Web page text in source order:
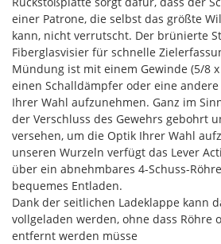
einer Patrone, die selbst das größte
kann, nicht verrutscht. Der brünierte
Fiberglasvisier für schnelle
Mündung ist mit einem Gewinde (5/8
einen Schalldämpfer oder eine
Ihrer Wahl aufzunehmen. Ganz im
der Verschluss des Gewehrs gebohrt
versehen, um die Optik Ihrer Wahl
unseren Wurzeln verfügt das Lever
über ein abnehmbares 4-Schuss-
bequemes Entladen.
Dank der seitlichen Ladeklappe kann
vollgeladen werden, ohne dass Röhre
entfernt werden müsse